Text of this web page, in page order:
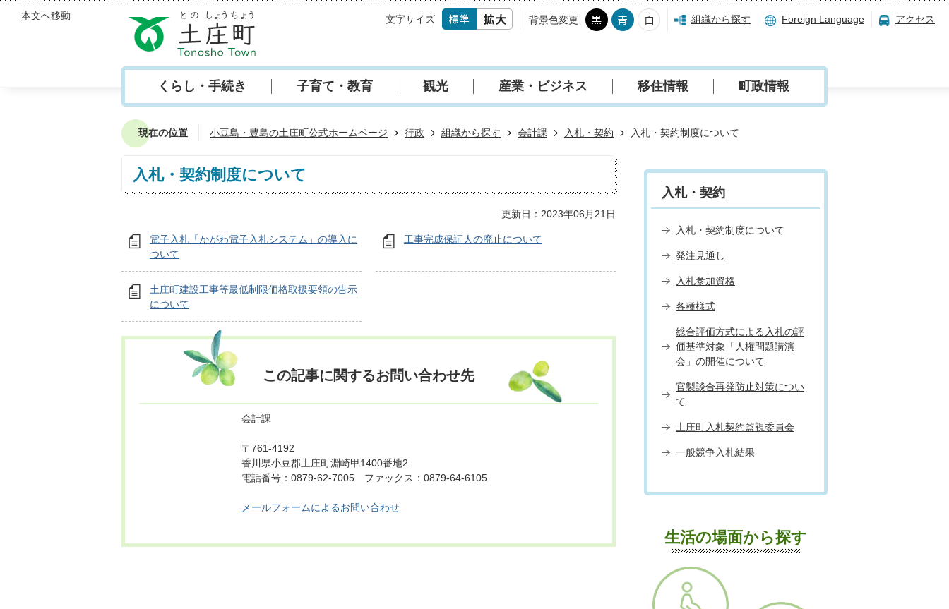
本文へ移動 文字サイズ 背景色変更 組織から探す Foreign Language アクセス
くらし・手続き 子育て・教育 観光 産業・ビジネス 移住情報 町政情報
現在の位置 小豆島・豊島の土庄町公式ホームページ 行政 組織から探す 会計課 入札・契約 入札・契約制度について
入札・契約制度について
更新日：2023年06月21日
電子入札「かがわ電子入札システム」の導入に
ついて
工事完成保証人の廃止について
土庄町建設工事等最低制限価格取扱要領の告示
について
この記事に関するお問い合わせ先
会計課
〒761-4192
香川県小豆郡土庄町淵崎甲1400番地2
電話番号：0879-62-7005 ファックス：0879-64-6105
メールフォームによるお問い合わせ
入札・契約
入札・契約制度について
発注見通し
入札参加資格
各種様式
総合評価方式による入札の評
価基準対象「人権問題講演
会」の開催について
官製談合再発防止対策につい
て
土庄町入札契約監視委員会
一般競争入札結果
生活の場面から探す